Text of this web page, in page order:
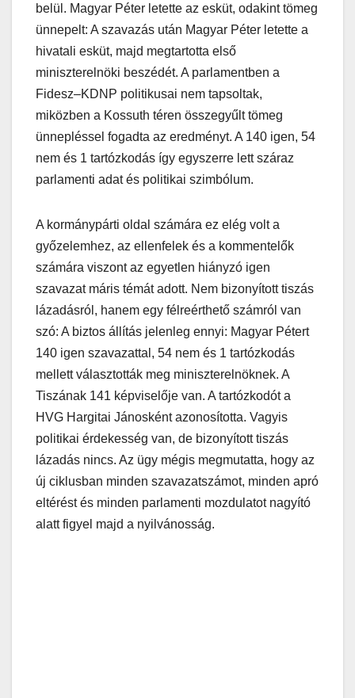
belül. Magyar Péter letette az esküt, odakint tömeg
ünnepelt: A szavazás után Magyar Péter letette a
hivatali esküt, majd megtartotta első
miniszterelnöki beszédét. A parlamentben a
Fidesz–KDNP politikusai nem tapsoltak,
miközben a Kossuth téren összegyűlt tömeg
ünnepléssel fogadta az eredményt. A 140 igen, 54
nem és 1 tartózkodás így egyszerre lett száraz
parlamenti adat és politikai szimbólum.
A kormánypárti oldal számára ez elég volt a
győzelemhez, az ellenfelek és a kommentelők
számára viszont az egyetlen hiányzó igen
szavazat máris témát adott. Nem bizonyított tiszás
lázadásról, hanem egy félreérthető számról van
szó: A biztos állítás jelenleg ennyi: Magyar Pétert
140 igen szavazattal, 54 nem és 1 tartózkodás
mellett választották meg miniszterelnöknek. A
Tiszának 141 képviselője van. A tartózkodót a
HVG Hargitai Jánosként azonosította. Vagyis
politikai érdekesség van, de bizonyított tiszás
lázadás nincs. Az ügy mégis megmutatta, hogy az
új ciklusban minden szavazatszámot, minden apró
eltérést és minden parlamenti mozdulatot nagyító
alatt figyel majd a nyilvánosság.